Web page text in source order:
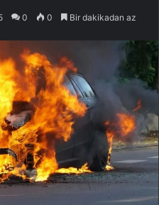
0 0 Bir dakikadan az